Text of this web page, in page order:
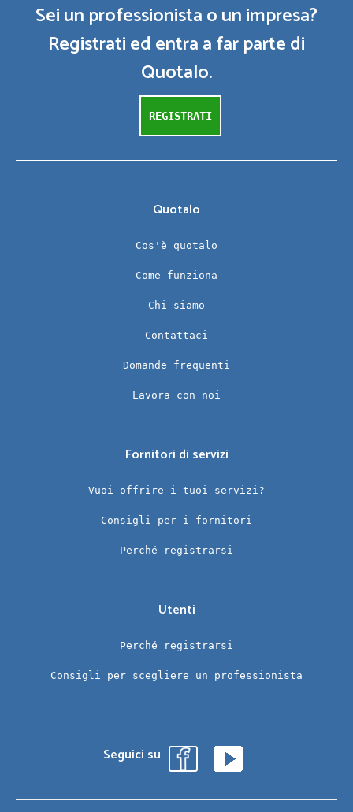
Sei un professionista o un impresa?
Registrati ed entra a far parte di
Quotalo.
REGISTRATI
Quotalo
Cos'è quotalo
Come funziona
Chi siamo
Contattaci
Domande frequenti
Lavora con noi
Fornitori di servizi
Vuoi offrire i tuoi servizi?
Consigli per i fornitori
Perché registrarsi
Utenti
Perché registrarsi
Consigli per scegliere un professionista
Seguici su